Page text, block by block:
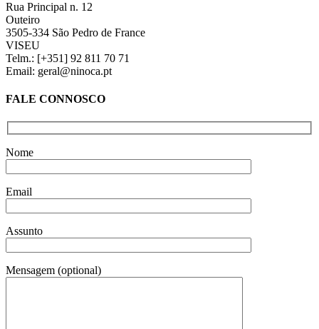
Rua Principal n. 12
Outeiro
3505-334 São Pedro de France
VISEU
Telm.: [+351] 92 811 70 71
Email: geral@ninoca.pt
FALE CONNOSCO
Nome
Email
Assunto
Mensagem (optional)